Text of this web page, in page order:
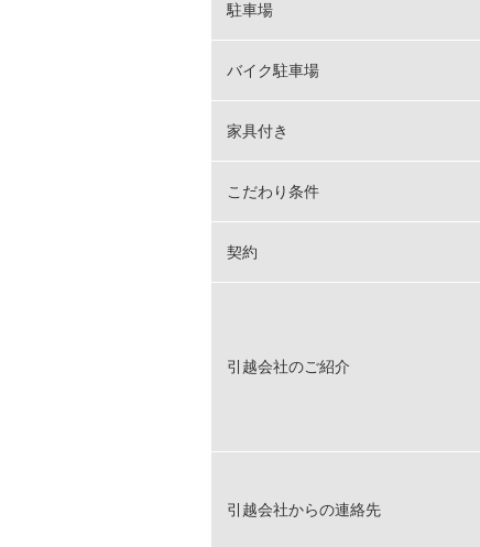
駐車場
バイク駐車場
家具付き
こだわり条件
契約
引越会社のご紹介
引越会社からの連絡先